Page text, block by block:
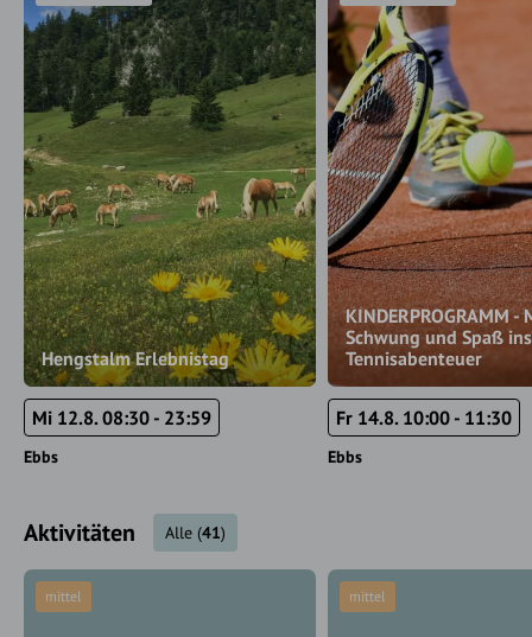
Hengstalm Erlebnistag
Mi 12.8. 08:30 - 23:59
Ebbs
KINDERPROGRAMM -
Schwung und Spaß ins
Tennisabenteuer
Fr 14.8. 10:00 - 11:30
Ebbs
Aktivitäten Alle (41)
mittel mittel